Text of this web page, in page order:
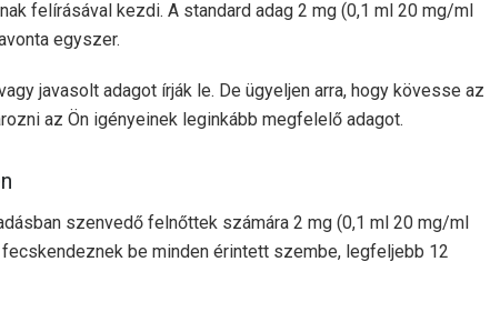
felírásával kezdi. A standard adag 2 mg (0,1 ml 20 mg/ml
egyszer.
javasolt adagot írják le. De ügyeljen arra, hogy kövesse az
az Ön igényeinek leginkább megfelelő adagot.
szenvedő felnőttek számára 2 mg (0,1 ml 20 mg/ml
be minden érintett szembe, legfeljebb 12